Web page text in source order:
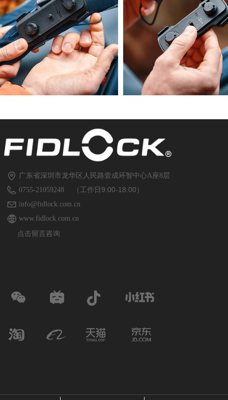
广东省深圳市龙华区人民路壹成环智中心A座8层
0755-21059248
info@fidlock.com.cn
www.fidlock.com.cn
（工作日9:00-18:00）
点击留言咨询